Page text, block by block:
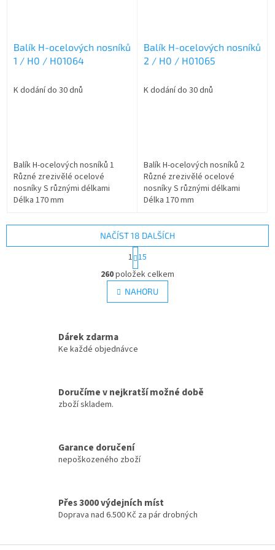
Balík H-ocelových nosníků
1 / H0 / H01064
K dodání do 30 dnů
Balík H-ocelových nosníků 1
Různé zrezivělé ocelové
nosníky S různými délkami
Délka 170 mm
Balík H-ocelových nosníků
2 / H0 / H01065
K dodání do 30 dnů
Balík H-ocelových nosníků 2
Různé zrezivělé ocelové
nosníky S různými délkami
Délka 170 mm
O
v
l
á
í
v
k
i
s
NAČÍST 18 DALŠÍCH
S
t
r
á
n
k
n
í
1 15
260položek celkem
NAHORU
Dárek zdarma
Ke každé objednávce
Doručíme v nejkratší možné době
zboží skladem.
Garance doručení
nepoškozeného zboží
Přes 3000 výdejních míst
Doprava nad 6.500 Kč za pár drobných